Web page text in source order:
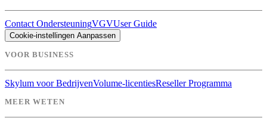
Contact OndersteuningVGVUser Guide
Cookie-instellingen Aanpassen
VOOR BUSINESS
Skylum voor BedrijvenVolume-licentiesReseller Programma
MEER WETEN